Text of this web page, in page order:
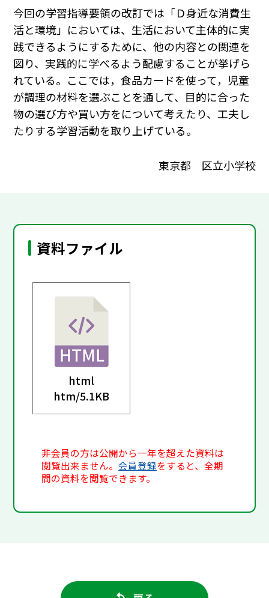
今回の学習指導要領の改訂では「Ｄ身近な消費生
活と環境」においては、生活において主体的に実
践できるようにするために、他の内容との関連を
図り、実践的に学べるよう配慮することが挙げら
れている。ここでは，食品カードを使って，児童
が調理の材料を選ぶことを通して、目的に合った
物の選び方や買い方をについて考えたり、工夫し
たりする学習活動を取り上げている。
東京都 区立小学校
資料ファイル
html
htm/5.1KB
非会員の方は公開から一年を超えた資料は
閲覧出来ません。会員登録をすると、全期
間の資料を閲覧できます。